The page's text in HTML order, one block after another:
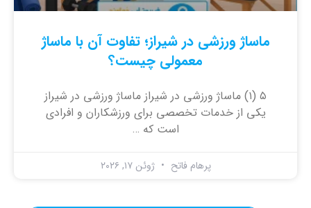
ماساژ ورزشی در شیراز؛ تفاوت آن با ماساژ
معمولی چیست؟
۵ (۱) ماساژ ورزشی در شیراز ماساژ ورزشی در شیراز
یکی از خدمات تخصصی برای ورزشکاران و افرادی
است که …
پرهام فاتح ژوئن ۱۷, ۲۰۲۶